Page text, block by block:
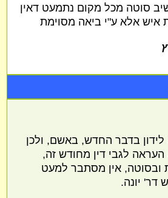
סוטה מכל מקום נתמעט דאין
איש אלא ע"י ביאה מסוימת
בדבר החדש, באשם, ולכן
לגבי דין מחודש זה,
ובסוטה, אין מסתבר למעט
דר' יונה.